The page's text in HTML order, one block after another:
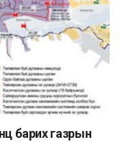
барих газрын